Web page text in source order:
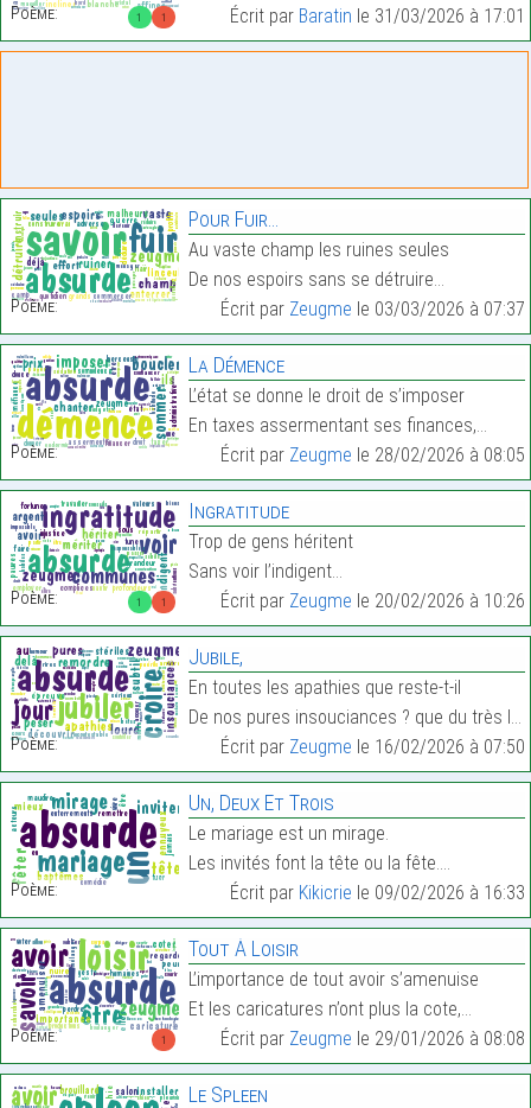
1 1
Poème: Écrit par Baratin le 31/03/2026 à 17:01
Poème:
Pour Fuir…
Au vaste champ les ruines seules
De nos espoirs sans se détruire…
Écrit par Zeugme le 03/03/2026 à 07:37
Poème:
La Démence
L’état se donne le droit de s’imposer
En taxes assermentant ses finances,…
Écrit par Zeugme le 28/02/2026 à 08:05
1 1
Poème:
Ingratitude
Trop de gens héritent
Sans voir l’indigent…
Écrit par Zeugme le 20/02/2026 à 10:26
Poème:
Jubile,
En toutes les apathies que reste-t-il
De nos pures insouciances ? que du très lourd !…
Écrit par Zeugme le 16/02/2026 à 07:50
Poème:
Un, Deux Et Trois
Le mariage est un mirage.
Les invités font la tête ou la fête.…
Écrit par Kikicrie le 09/02/2026 à 16:33
1
Poème:
Tout À Loisir
L’importance de tout avoir s’amenuise
Et les caricatures n’ont plus la cote,…
Écrit par Zeugme le 29/01/2026 à 08:08
Le Spleen